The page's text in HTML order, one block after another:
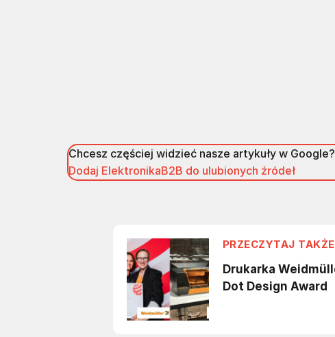
Chcesz częściej widzieć nasze artykuły w Google?
Dodaj ElektronikaB2B do ulubionych źródeł